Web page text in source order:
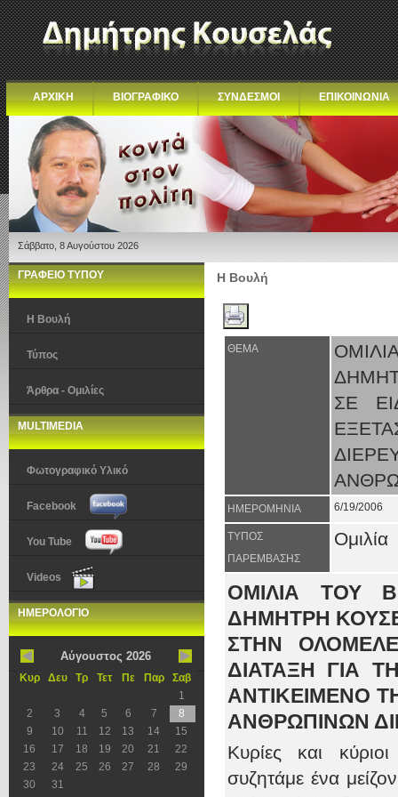
ΑΡΧΙΚΗ ΒΙΟΓΡΑΦΙΚΟ ΣΥΝΔΕΣΜΟΙ ΕΠΙΚΟΙΝΩΝΙΑ
Σάββατο, 8 Αυγούστου 2026
ΓΡΑΦΕΙΟ ΤΥΠΟΥ
Η Βουλή
Τύπος
Άρθρα - Ομιλίες
MULTIMEDIA
Φωτογραφικό Υλικό
Facebook
You Tube
Videos
ΗΜΕΡΟΛΟΓΙΟ
Αύγουστος 2026
Κυρ Δευ Τρ Τετ Πε Παρ
Σαβ
1
2
3 4 5 6 7
8
9
10 11 12 13 14
15
16
17 18 19 20 21
22
23
24 25 26 27 28
29
30
31
Η Βουλή
ΘΕΜΑ
ΣΕ
ΗΜΕΡΟΜΗΝΙΑ 6/19/2006
ΤΥΠΟΣ
ΠΑΡΕΜΒΑΣΗΣ
Ομιλία
ΟΜΙΛΙΑ ΤΟΥ
ΔΗΜΗΤΡΗ
ΣΤΗΝ
ΔΙΑΤΑΞΗ ΓΙΑ
ΑΝΤΙΚΕΙΜΕΝΟ
ΑΝΘΡΩΠΙΝΩΝ
Κυρίες και
συζητάμε ένα